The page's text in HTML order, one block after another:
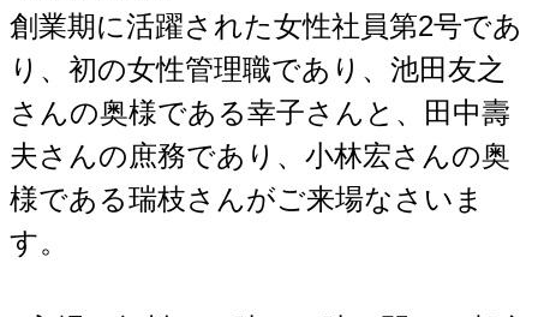
創業期に活躍された女性社員第2号であ
り、初の女性管理職であり、池田友之
さんの奥様である幸子さんと、田中壽
夫さんの庶務であり、小林宏さんの奥
様である瑞枝さんがご来場なさいま
す。